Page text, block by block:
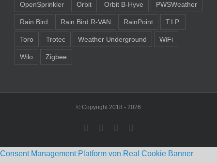
OpenSprinkler Orbit Orbit B-Hyve PWSWeather
Rain Bird Rain Bird R-VAN RainPoint T.I.P.
Toro Trotec Weather Underground WiFi
Wilo Zigbee
© Copyright 2018 - 2026
Rss FacebookInstagram
Consent Management Platform von Real Cookie Banner